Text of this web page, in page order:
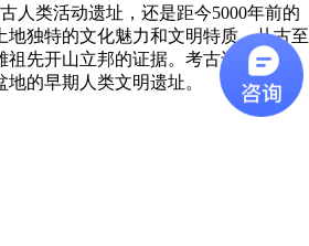
870D98FF10E0
人类活动遗址，还是距今5000年前的
地独特的文化魅力和文明特质。从古至
先开山立邦的证据。考古还发现了
的早期人类文明遗址。